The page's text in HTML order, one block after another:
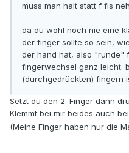
muss man halt statt f fis
da du wohl noch nie eine
der finger sollte so sein,
der hand hat, also "runde"
fingerwechsel ganz leicht.
(durchgedrückten) fingern
Setzt du den 2. Finger dann
Klemmt bei mir beides auch
(Meine Finger haben nur die